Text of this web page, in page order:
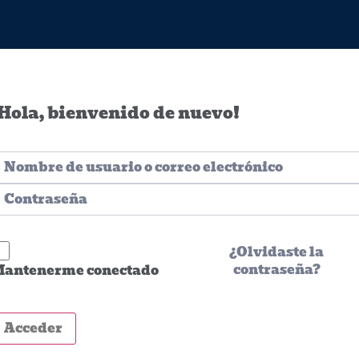
bienvenido de nuevo!
conectado
¿Olvidaste la
contraseña?
Acceder